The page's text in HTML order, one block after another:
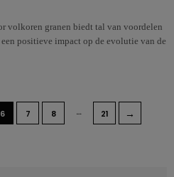
volkoren granen biedt tal van voordelen
positieve impact op de evolutie van de
6 7 8 … 21 →